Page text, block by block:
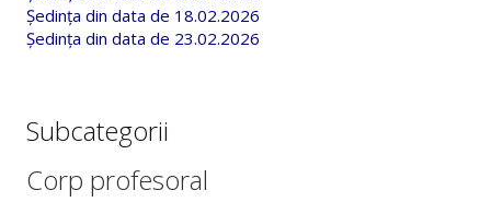
Comisii pe facultate
Alegeri academice
Baza materială
Ședința din data de 18.02.2026
Ședința din data de 23.02.2026
Subcategorii
Corp profesoral